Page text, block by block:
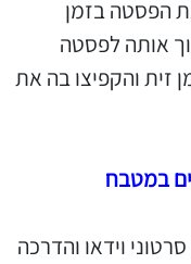
הפסטה בזמן
אותה לפסטה
והקפיצו בה את
במטבח
וידאו והדרכה